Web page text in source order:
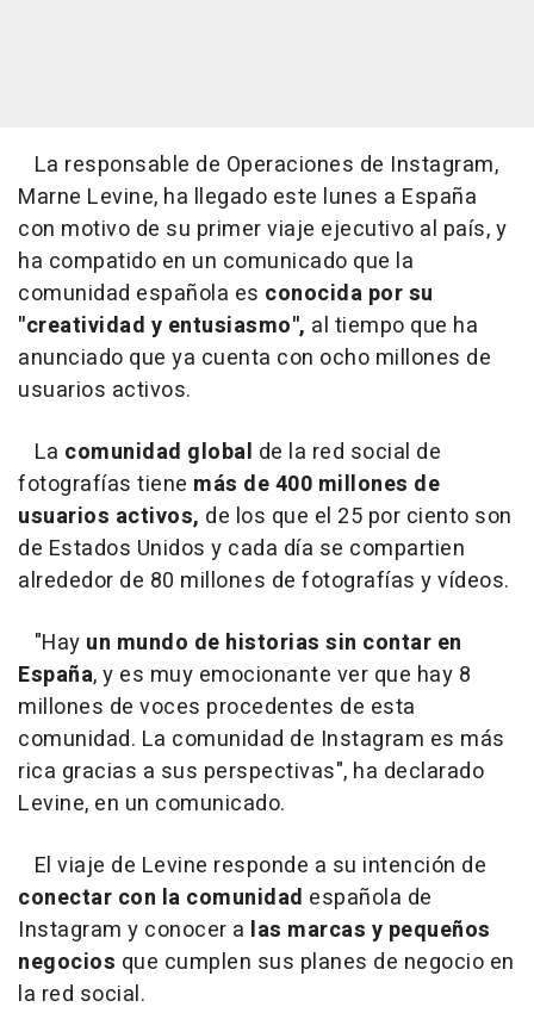
La responsable de Operaciones de Instagram,
Marne Levine, ha llegado este lunes a España
con motivo de su primer viaje ejecutivo al país, y
ha compatido en un comunicado que la
comunidad española es conocida por su
"creatividad y entusiasmo", al tiempo que ha
anunciado que ya cuenta con ocho millones de
usuarios activos.
La comunidad global de la red social de
fotografías tiene más de 400 millones de
usuarios activos, de los que el 25 por ciento son
de Estados Unidos y cada día se compartien
alrededor de 80 millones de fotografías y vídeos.
"Hay un mundo de historias sin contar en
España, y es muy emocionante ver que hay 8
millones de voces procedentes de esta
comunidad. La comunidad de Instagram es más
rica gracias a sus perspectivas", ha declarado
Levine, en un comunicado.
El viaje de Levine responde a su intención de
conectar con la comunidad española de
Instagram y conocer a las marcas y pequeños
negocios que cumplen sus planes de negocio en
la red social.